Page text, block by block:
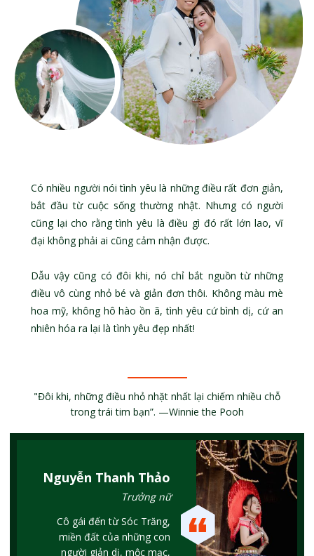
Có nhiều người nói tình yêu là những điều rất đơn giản,
bắt đầu từ cuộc sống thường nhật. Nhưng có người
cũng lại cho rằng tình yêu là điều gì đó rất lớn lao, vĩ
đại không phải ai cũng cảm nhận được.
Dẫu vậy cũng có đôi khi, nó chỉ bắt nguồn từ những
điều vô cùng nhỏ bé và giản đơn thôi. Không màu mè
hoa mỹ, không hô hào ồn ã, tình yêu cứ bình dị, cứ an
nhiên hóa ra lại là tình yêu đẹp nhất!
"Đôi khi, những điều nhỏ nhặt nhất lại chiếm nhiều chỗ
trong trái tim bạn”. —Winnie the Pooh
Cô gái đến từ Sóc Trăng,
miền đất của những con
người giản dị, mộc mạc,
Trưởng nữ
Nguyễn Thanh Thảo